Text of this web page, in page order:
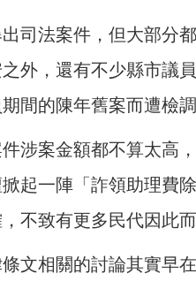
司法案件，但大部分
外，還有不少縣市議
間的陳年舊案而遭檢調
涉案金額都不算太高
起一陣「詐領助理費
不致有更多民代因此而
文相關的討論其實早